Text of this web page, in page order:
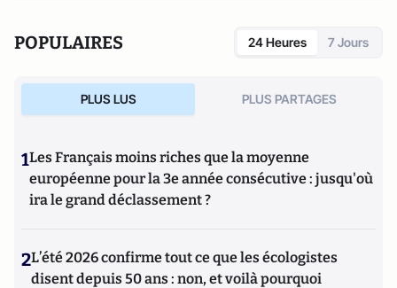
POPULAIRES 24 Heures 7 Jours
PLUS LUS PLUS PARTAGES
1Les Français moins riches que la moyenne
européenne pour la 3e année consécutive : jusqu'où
ira le grand déclassement ?
2L’été 2026 confirme tout ce que les écologistes
disent depuis 50 ans : non, et voilà pourquoi